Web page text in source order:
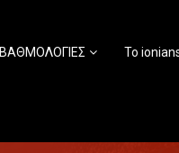
ΒΑΘΜΟΛΟΓΙΕΣ Το